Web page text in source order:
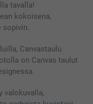
tavalla!
kokoisena,
sopivin.
Canvastaulu
on Canvas taulut
valokuvalla,